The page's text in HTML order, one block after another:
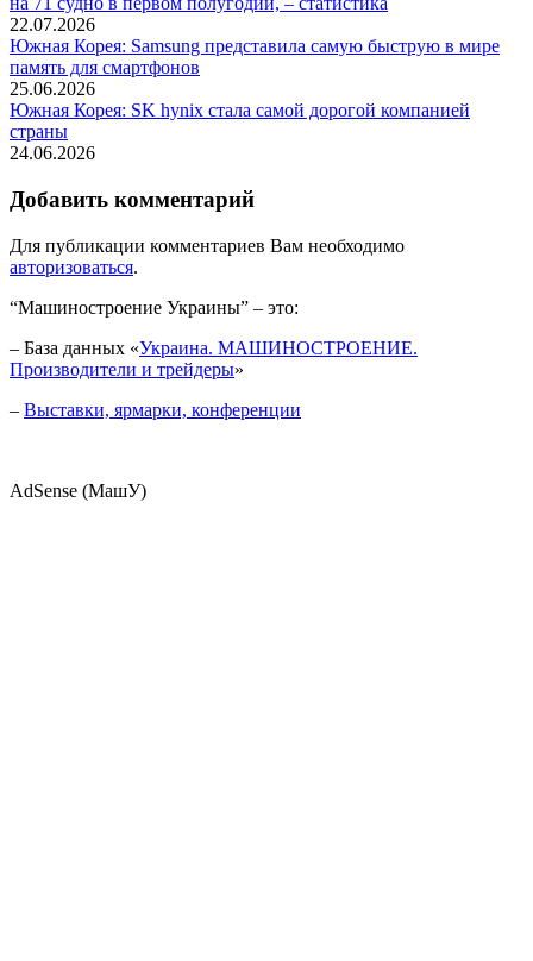
22.07.2026
Южная Корея: Samsung представила самую быструю в мире
память для смартфонов
25.06.2026
Южная Корея: SK hynix стала самой дорогой компанией
страны
24.06.2026
Добавить комментарий
Для публикации комментариев Вам необходимо
авторизоваться.
“Машиностроение Украины” – это:
– База данных «Украина. МАШИНОСТРОЕНИЕ.
Производители и трейдеры»
– Выставки, ярмарки, конференции
AdSense (МашУ)